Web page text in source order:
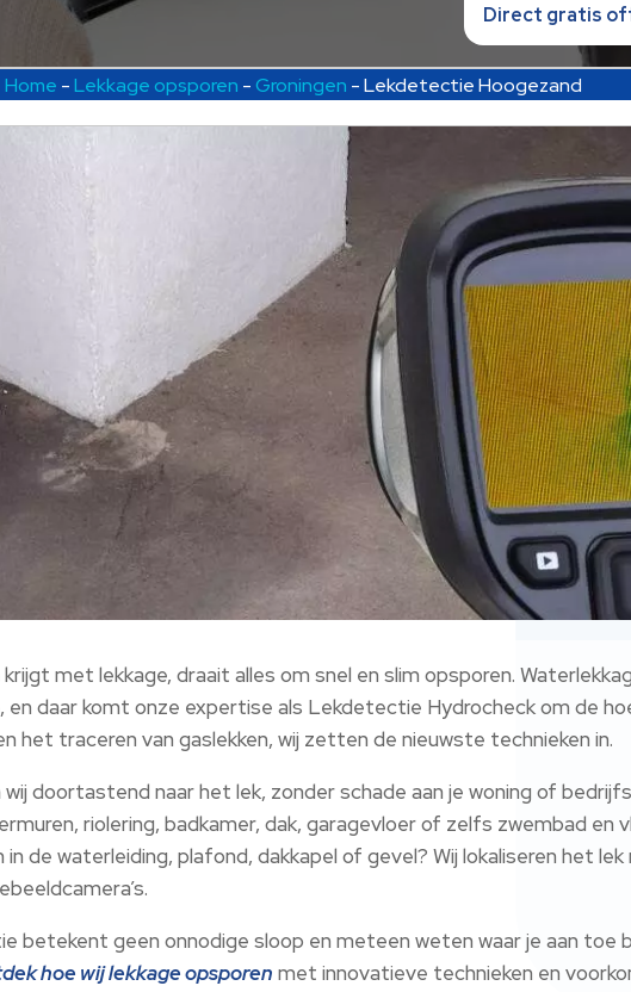
Direct gratis
Home -Lekkage opsporen -Groningen -Lekdetectie Hoogezand
met lekkage, draait alles om snel en slim opsporen.
en daar komt onze expertise als Lekdetectie Hydrocheck om de
traceren van gaslekken, wij zetten de nieuwste technieken in.
doortastend naar het lek, zonder schade aan je woning of
riolering, badkamer, dak, garagevloer of zelfs zwembad en
in de waterleiding, plafond, dakkapel of gevel? Wij lokaliseren het
betekent geen onnodige sloop en meteen weten waar je aan toe
hoe wij lekkage opsporen met innovatieve technieken en